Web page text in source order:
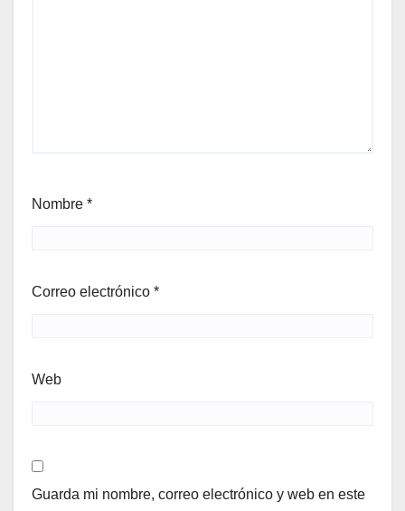
Nombre *
Correo electrónico *
Web
Guarda mi nombre, correo electrónico y web en este